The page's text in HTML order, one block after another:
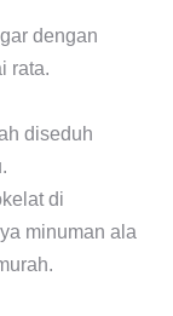
dengan
rata.
diseduh
di
minuman ala